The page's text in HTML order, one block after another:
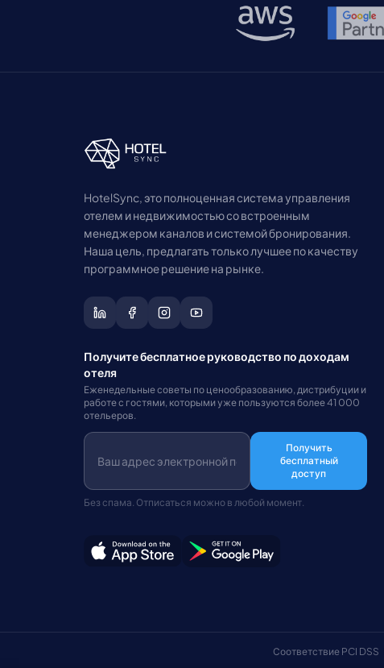
HotelSync, это полноценная система управления
отелем и недвижимостью со встроенным
менеджером каналов и системой бронирования.
Наша цель, предлагать только лучшее по качеству
программное решение на рынке.
Получите бесплатное руководство по доходам
отеля
Еженедельные советы по ценообразованию, дистрибуции и
работе с гостями, которыми уже пользуются более 41 000
отельеров.
Получить
бесплатный
доступ
Без спама. Отписаться можно в любой момент.
Соответствие PCI DSS